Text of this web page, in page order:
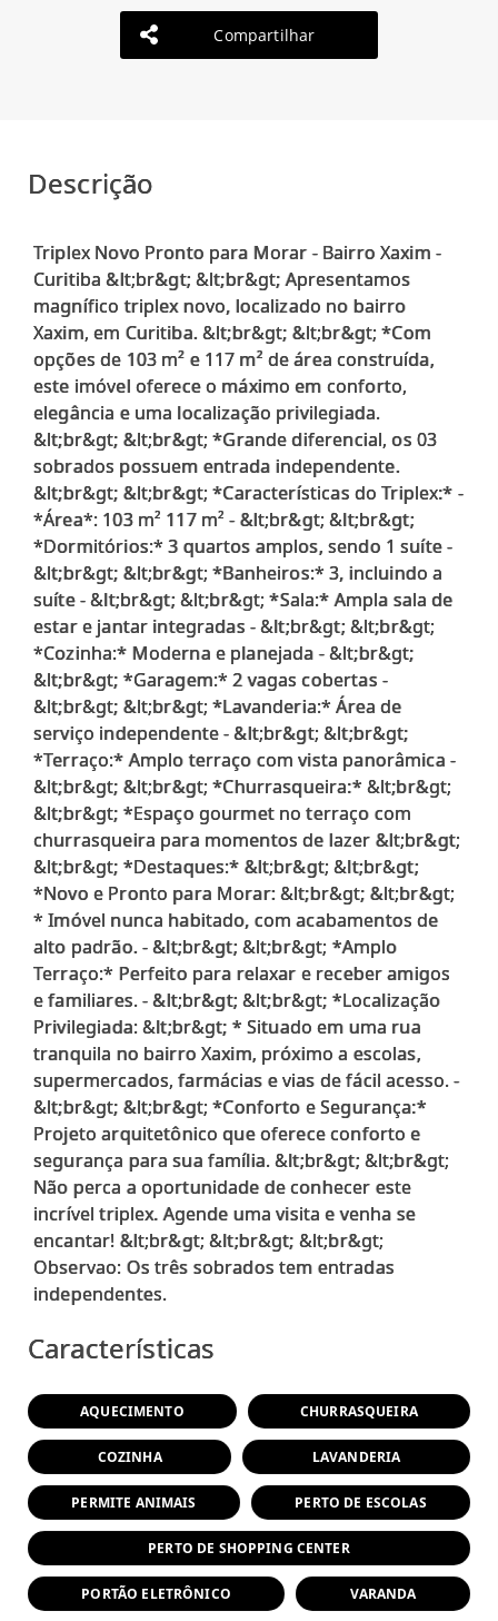
Compartilhar
Descrição
Triplex Novo Pronto para Morar - Bairro Xaxim -
Curitiba &lt;br&gt; &lt;br&gt; Apresentamos
magnífico triplex novo, localizado no bairro
Xaxim, em Curitiba. &lt;br&gt; &lt;br&gt; *Com
opções de 103 m² e 117 m² de área construída,
este imóvel oferece o máximo em conforto,
elegância e uma localização privilegiada.
&lt;br&gt; &lt;br&gt; *Grande diferencial, os 03
sobrados possuem entrada independente.
&lt;br&gt; &lt;br&gt; *Características do Triplex:* -
*Área*: 103 m² 117 m² - &lt;br&gt; &lt;br&gt;
*Dormitórios:* 3 quartos amplos, sendo 1 suíte -
&lt;br&gt; &lt;br&gt; *Banheiros:* 3, incluindo a
suíte - &lt;br&gt; &lt;br&gt; *Sala:* Ampla sala de
estar e jantar integradas - &lt;br&gt; &lt;br&gt;
*Cozinha:* Moderna e planejada - &lt;br&gt;
&lt;br&gt; *Garagem:* 2 vagas cobertas -
&lt;br&gt; &lt;br&gt; *Lavanderia:* Área de
serviço independente - &lt;br&gt; &lt;br&gt;
*Terraço:* Amplo terraço com vista panorâmica -
&lt;br&gt; &lt;br&gt; *Churrasqueira:* &lt;br&gt;
&lt;br&gt; *Espaço gourmet no terraço com
churrasqueira para momentos de lazer &lt;br&gt;
&lt;br&gt; *Destaques:* &lt;br&gt; &lt;br&gt;
*Novo e Pronto para Morar: &lt;br&gt; &lt;br&gt;
* Imóvel nunca habitado, com acabamentos de
alto padrão. - &lt;br&gt; &lt;br&gt; *Amplo
Terraço:* Perfeito para relaxar e receber amigos
e familiares. - &lt;br&gt; &lt;br&gt; *Localização
Privilegiada: &lt;br&gt; * Situado em uma rua
tranquila no bairro Xaxim, próximo a escolas,
supermercados, farmácias e vias de fácil acesso. -
&lt;br&gt; &lt;br&gt; *Conforto e Segurança:*
Projeto arquitetônico que oferece conforto e
segurança para sua família. &lt;br&gt; &lt;br&gt;
Não perca a oportunidade de conhecer este
incrível triplex. Agende uma visita e venha se
encantar! &lt;br&gt; &lt;br&gt; &lt;br&gt;
Observao: Os três sobrados tem entradas
Características
AQUECIMENTO CHURRASQUEIRA
COZINHA LAVANDERIA
PERMITE ANIMAIS PERTO DE ESCOLAS
PERTO DE SHOPPING CENTER
PORTÃO ELETRÔNICO VARANDA